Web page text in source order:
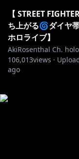
【 STREET
ち上がる🌀ダイヤ
ホロライブ】
AkiRosenthal Ch.
106,013views ·
ago